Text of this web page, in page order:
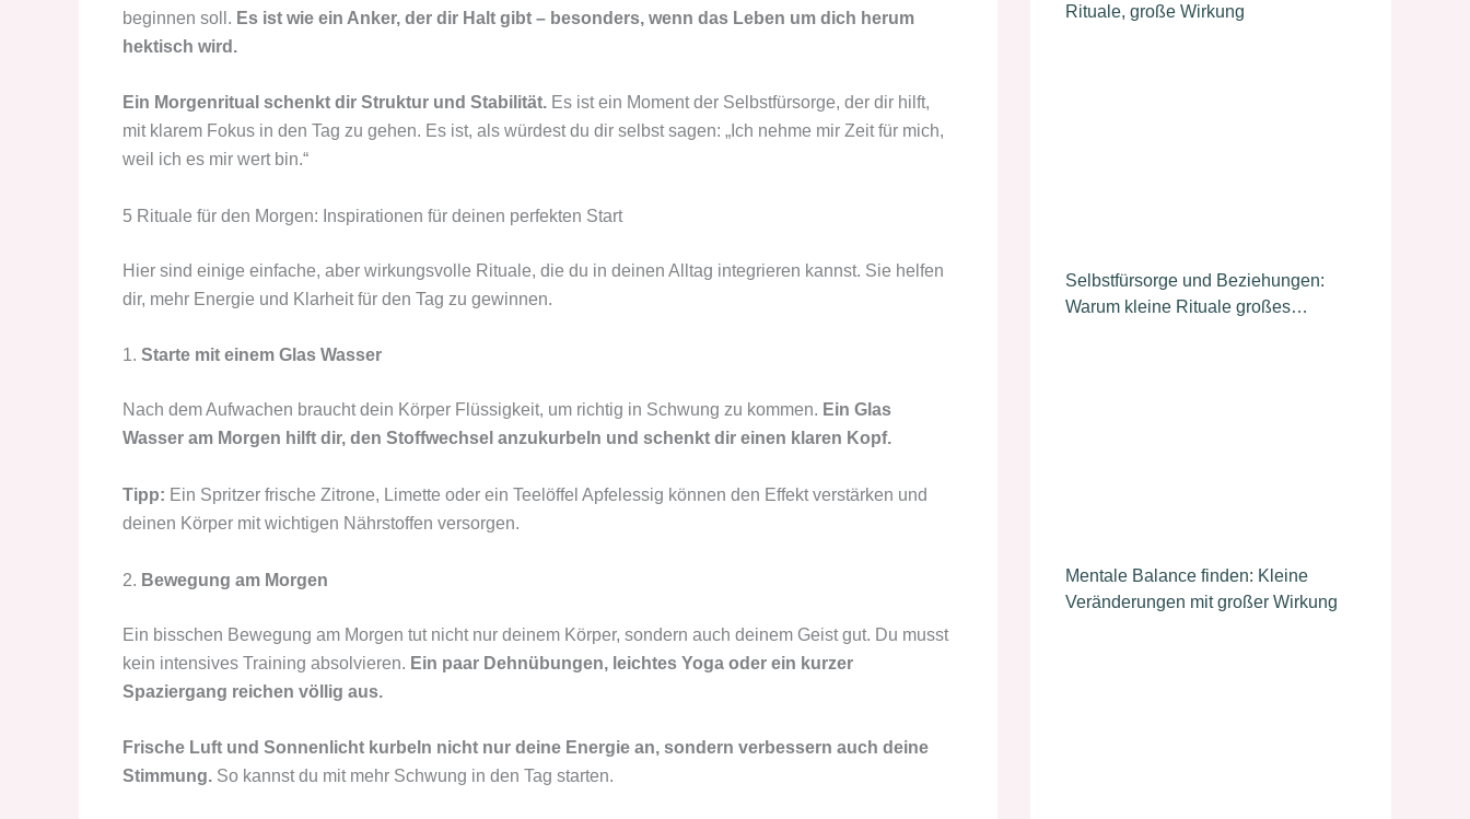
beginnen soll. Es ist wie ein Anker, der dir Halt gibt – besonders, wenn das Leben um dich herum
hektisch wird.
Ein Morgenritual schenkt dir Struktur und Stabilität. Es ist ein Moment der Selbstfürsorge, der dir hilft,
mit klarem Fokus in den Tag zu gehen. Es ist, als würdest du dir selbst sagen: „Ich nehme mir Zeit für mich,
weil ich es mir wert bin.“
5 Rituale für den Morgen: Inspirationen für deinen perfekten Start
Hier sind einige einfache, aber wirkungsvolle Rituale, die du in deinen Alltag integrieren kannst. Sie helfen
dir, mehr Energie und Klarheit für den Tag zu gewinnen.
1. Starte mit einem Glas Wasser
Nach dem Aufwachen braucht dein Körper Flüssigkeit, um richtig in Schwung zu kommen. Ein Glas
Wasser am Morgen hilft dir, den Stoffwechsel anzukurbeln und schenkt dir einen klaren Kopf.
Tipp: Ein Spritzer frische Zitrone, Limette oder ein Teelöffel Apfelessig können den Effekt verstärken und
deinen Körper mit wichtigen Nährstoffen versorgen.
2. Bewegung am Morgen
Ein bisschen Bewegung am Morgen tut nicht nur deinem Körper, sondern auch deinem Geist gut. Du musst
kein intensives Training absolvieren. Ein paar Dehnübungen, leichtes Yoga oder ein kurzer
Spaziergang reichen völlig aus.
Frische Luft und Sonnenlicht kurbeln nicht nur deine Energie an, sondern verbessern auch deine
Stimmung. So kannst du mit mehr Schwung in den Tag starten.
Rituale, große Wirkung
Selbstfürsorge und Beziehungen:
Warum kleine Rituale großes
Mentale Balance finden: Kleine
Veränderungen mit großer Wirkung